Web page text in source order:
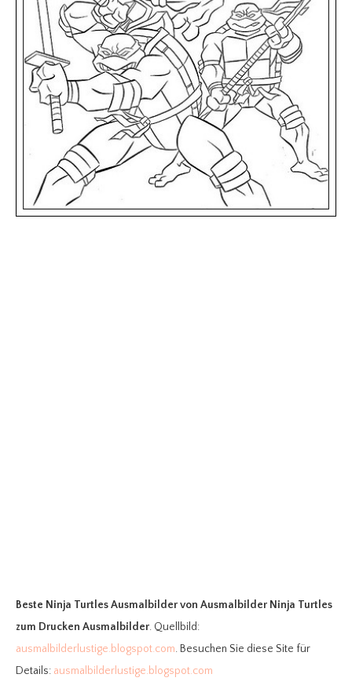
Beste Ninja Turtles Ausmalbildervon Ausmalbilder Ninja Turtles
zum Drucken Ausmalbilder. Quellbild:
ausmalbilderlustige.blogspot.com. Besuchen Sie diese Site für
Details: ausmalbilderlustige.blogspot.com